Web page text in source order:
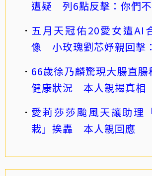
遭疑 列6點反擊：你們
五月天冠佑20愛女遭AI
像 小玫瑰劉芯妤親回擊
66歲徐乃麟驚現大腸直腸
健康狀況 本人親揭真相
愛莉莎莎颱風天讓助理
栽」挨轟 本人親回應